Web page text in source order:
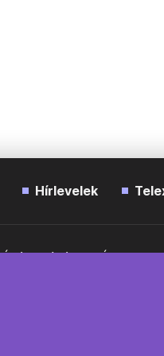
Hírlevelek
Átláthatóság ÁSZF